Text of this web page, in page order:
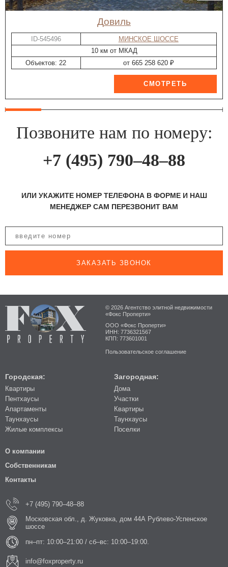
Довиль
ID-545496
МИНСКОЕ ШОССЕ
10 км от МКАД
Объектов: 22
от 665 258 620 ₽
Позвоните нам по номеру:
+7 (495) 790–48–88
ИЛИ УКАЖИТЕ НОМЕР ТЕЛЕФОНА В ФОРМЕ И НАШ
МЕНЕДЖЕР САМ ПЕРЕЗВОНИТ ВАМ
ЗАКАЗАТЬ ЗВОНОК
© 2026 Агентство элитной недвижимости
«Фокс Проперти»
ООО «Фокс Проперти»
ИНН: 7736321567
КПП: 773601001
Пользовательское соглашение
Городская:
Квартиры
Пентхаусы
Апартаменты
Таунхаусы
Жилые комплексы
Загородная:
Дома
Участки
Квартиры
Таунхаусы
Поселки
О компании
Собственникам
Контакты
+7 (495) 790–48–88
Московская обл., д. Жуковка, дом 44А Рублево-Успенское
шоссе
пн–пт: 10:00–21:00 / сб–вс: 10:00–19:00.
info@foxproperty.ru